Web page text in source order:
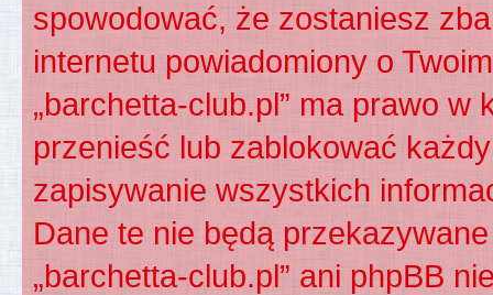
spowodować, że zostaniesz
internetu powiadomiony o
„barchetta-club.pl” ma prawo
przenieść lub zablokować
zapisywanie wszystkich
Dane te nie będą
„barchetta-club.pl” ani phpBB